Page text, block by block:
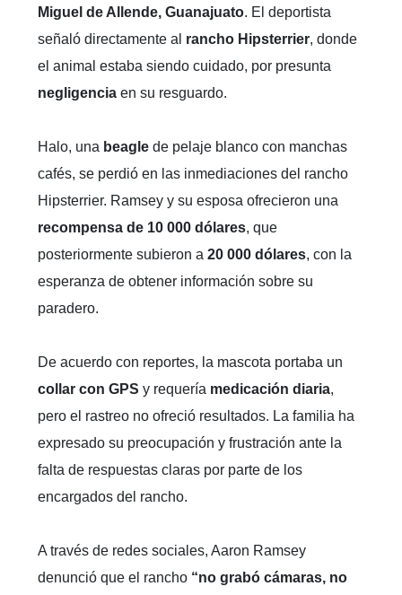
Miguel de Allende, Guanajuato. El deportista
señaló directamente al rancho Hipsterrier, donde
el animal estaba siendo cuidado, por presunta
negligencia en su resguardo.
Halo, una beagle de pelaje blanco con manchas
cafés, se perdió en las inmediaciones del rancho
Hipsterrier. Ramsey y su esposa ofrecieron una
recompensa de 10 000 dólares, que
posteriormente subieron a 20 000 dólares, con la
esperanza de obtener información sobre su
paradero.
De acuerdo con reportes, la mascota portaba un
collar con GPS y requería medicación diaria,
pero el rastreo no ofreció resultados. La familia ha
expresado su preocupación y frustración ante la
falta de respuestas claras por parte de los
encargados del rancho.
A través de redes sociales, Aaron Ramsey
denunció que el rancho “no grabó cámaras, no